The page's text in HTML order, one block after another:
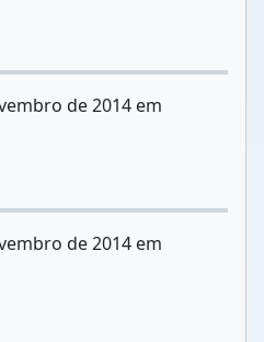
de 2014 em
de 2014 em